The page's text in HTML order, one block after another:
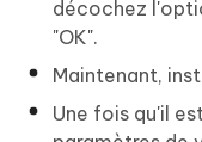
décochez
"OK".
Maintenant,
Une fois qu'il